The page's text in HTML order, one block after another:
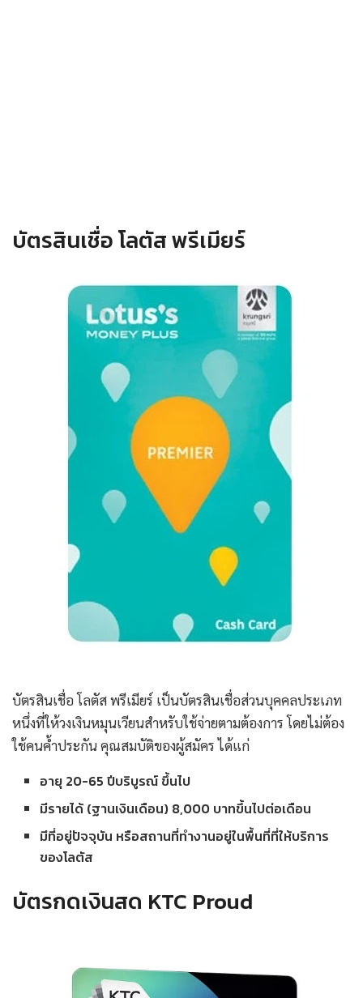
บัตรสินเชื่อ โลตัส พรีเมียร์
บัตรสินเชื่อ โลตัส พรีเมียร์ เป็นบัตรสินเชื่อส่วนบุคคลประเภท
หนึ่งที่ให้วงเงินหมุนเวียนสำหรับใช้จ่ายตามต้องการ โดยไม่ต้อง
ใช้คนค้ำประกัน คุณสมบัติของผู้สมัคร ได้แก่
อายุ 20-65 ปีบริบูรณ์ ขึ้นไป
มีรายได้ (ฐานเงินเดือน) 8,000 บาทขึ้นไปต่อเดือน
มีที่อยู่ปัจจุบัน หรือสถานที่ทำงานอยู่ในพื้นที่ที่ให้บริการ
ของโลตัส
บัตรกดเงินสด KTC Proud